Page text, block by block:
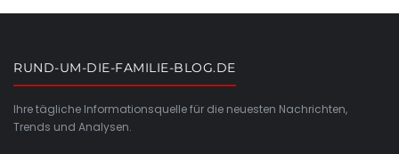
RUND-UM-DIE-FAMILIE-BLOG.DE
Ihre tägliche Informationsquelle für die neuesten Nachrichten,
Trends und Analysen.